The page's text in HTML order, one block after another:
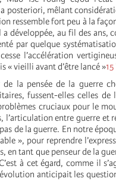
posteriori, mêlant
ressemble fort peu à la
a développée, au fil des
par quelque
l’accélération
« vieilli avant d’être lancé »15
de la pensée de la guerre
fussent-elles celles
cruciaux pour le
l’articulation entre guerre et
de la guerre. En notre
», pour reprendre
en tant que penseur de la
à cet égard, comme il
anticipait les